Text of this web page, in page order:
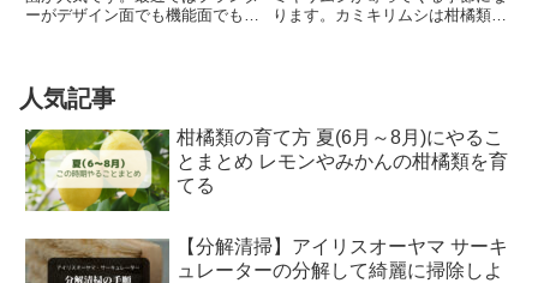
ーがデザイン面でも機能面でも進
とができます。しかし、どれだけ
進化が進んでも避けては通れな
い...
ります。カミキリムシは柑橘類を
か...
人気記事
柑橘類の育て方 夏(6月～8月)にやるこ
とまとめ レモンやみかんの柑橘類を育
てる
【分解清掃】アイリスオーヤマ サーキ
ュレーターの分解して綺麗に掃除しよ